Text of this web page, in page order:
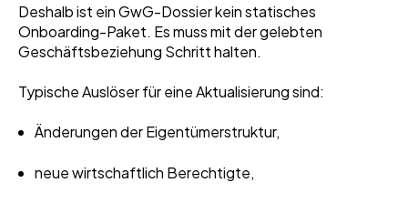
Deshalb ist ein GwG-Dossier kein statisches
Onboarding-Paket. Es muss mit der gelebten
Geschäftsbeziehung Schritt halten.
Typische Auslöser für eine Aktualisierung sind:
Änderungen der Eigentümerstruktur,
neue wirtschaftlich Berechtigte,